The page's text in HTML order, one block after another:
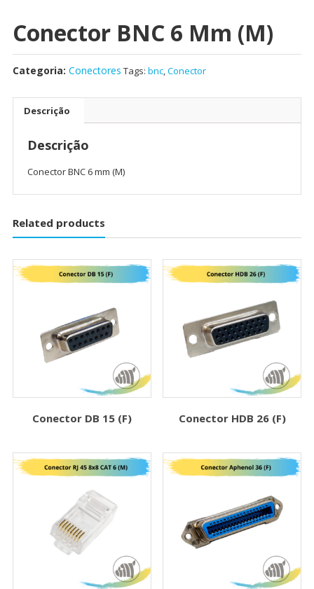
Conector BNC 6 Mm (M)
Categoria: Conectores Tags: bnc,Conector
Descrição
Descrição
Conector BNC 6 mm (M)
Related products
Conector DB 15 (F) Conector HDB 26 (F)